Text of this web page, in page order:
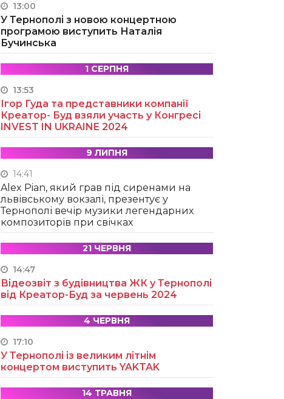
13:00
У Тернополі з новою концертною
програмою виступить Наталія
Бучинська
1 СЕРПНЯ
13:53
Ігор Гуда та представники компанії
Креатор- Буд взяли участь у Конгресі
INVEST IN UKRAINE 2024
9 ЛИПНЯ
14:41
Alex Pian, який грав під сиренами на
львівському вокзалі, презентує у
Тернополі вечір музики легендарних
композиторів при свічках
21 ЧЕРВНЯ
14:47
Відеозвіт з будівництва ЖК у Тернополі
від Креатор-Буд за червень 2024
4 ЧЕРВНЯ
17:10
У Тернополі із великим літнім
концертом виступить YAKTAK
14 ТРАВНЯ